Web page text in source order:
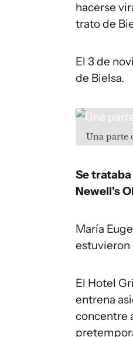
hacerse
trato de
El 3 de
de Bielsa.
Una parte
Se
Newell's
María
estuvieron
El Hotel
entrena
concentre